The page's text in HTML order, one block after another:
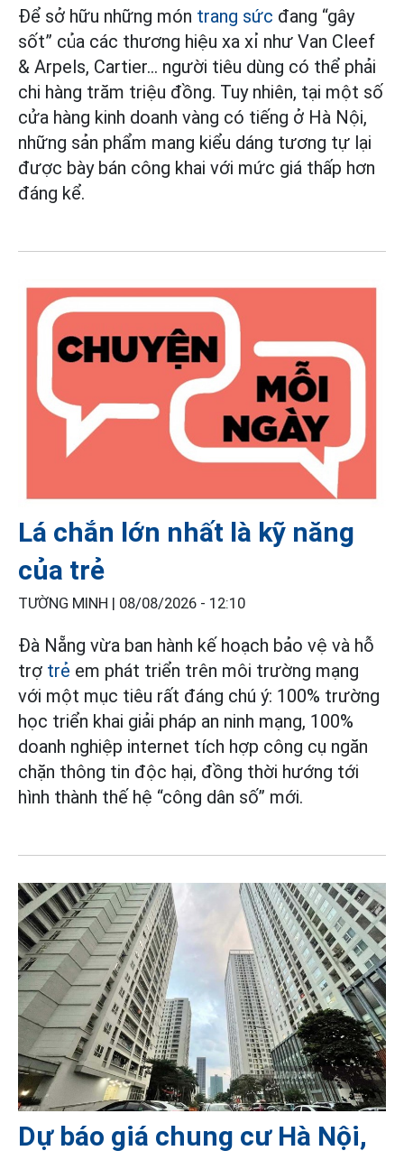
Để sở hữu những món trang sức đang “gây
sốt” của các thương hiệu xa xỉ như Van Cleef
& Arpels, Cartier… người tiêu dùng có thể phải
chi hàng trăm triệu đồng. Tuy nhiên, tại một số
cửa hàng kinh doanh vàng có tiếng ở Hà Nội,
những sản phẩm mang kiểu dáng tương tự lại
được bày bán công khai với mức giá thấp hơn
đáng kể.
Lá chắn lớn nhất là kỹ năng
của trẻ
TƯỜNG MINH | 08/08/2026 - 12:10
Đà Nẵng vừa ban hành kế hoạch bảo vệ và hỗ
trợ trẻ em phát triển trên môi trường mạng
với một mục tiêu rất đáng chú ý: 100% trường
học triển khai giải pháp an ninh mạng, 100%
doanh nghiệp internet tích hợp công cụ ngăn
chặn thông tin độc hại, đồng thời hướng tới
hình thành thế hệ “công dân số” mới.
Dự báo giá chung cư Hà Nội,